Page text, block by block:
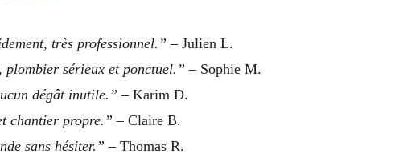
très professionnel.” – Julien L.
plombier sérieux et ponctuel.” – Sophie M.
dégât inutile.” – Karim D.
chantier propre.” – Claire B.
sans hésiter.” – Thomas R.